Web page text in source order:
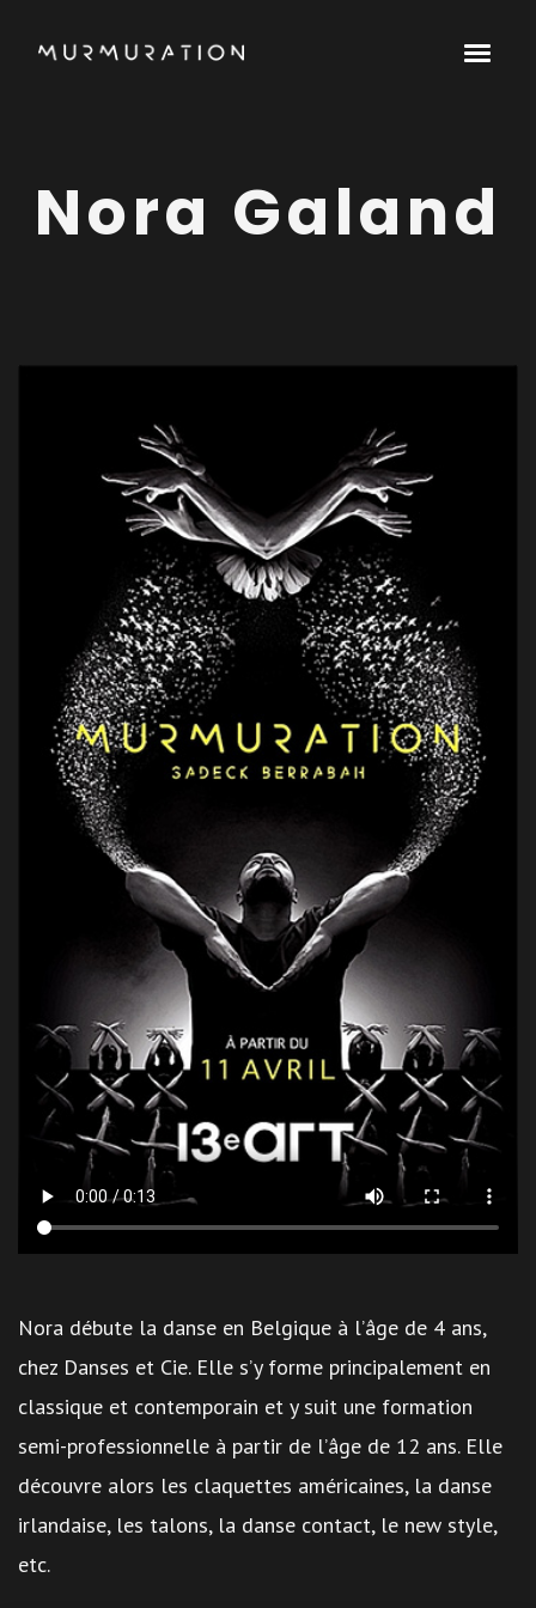
Nora Galand
Nora débute la danse en Belgique à l’âge de 4 ans,
chez Danses et Cie. Elle s’y forme principalement en
classique et contemporain et y suit une formation
semi-professionnelle à partir de l’âge de 12 ans. Elle
découvre alors les claquettes américaines, la danse
irlandaise, les talons, la danse contact, le new style,
etc.